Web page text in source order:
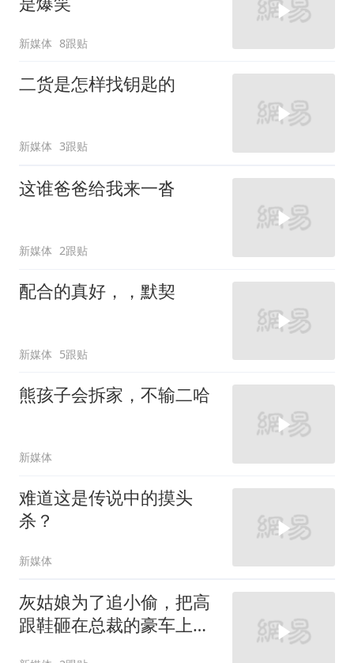
新媒体 8跟贴
二货是怎样找钥匙的
新媒体 3跟贴
这谁爸爸给我来一沓
新媒体 2跟贴
配合的真好，，默契
新媒体 5跟贴
熊孩子会拆家，不输二哈
新媒体
难道这是传说中的摸头
杀？
新媒体
灰姑娘为了追小偷，把高
跟鞋砸在总裁的豪车上，